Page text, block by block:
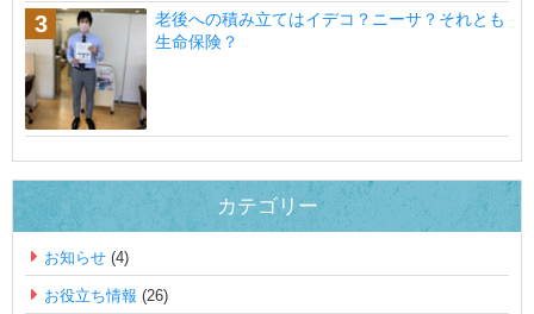
老後への積み立てはイデコ？ニーサ？それとも
生命保険？
カテゴリー
お知らせ (4)
お役立ち情報 (26)